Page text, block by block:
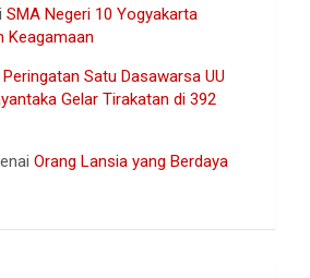
SMA Negeri 10 Yogyakarta
Keagamaan
Peringatan Satu Dasawarsa UU
Gelar Tirakatan di 392
Orang Lansia yang Berdaya